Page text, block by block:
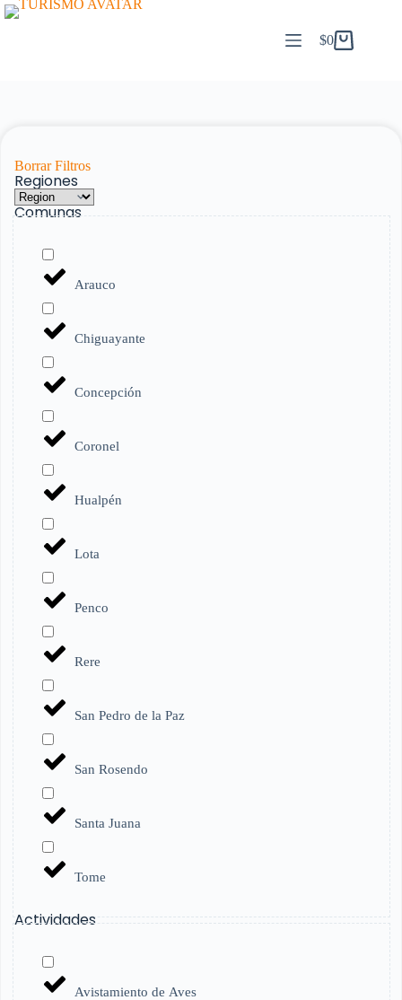
$0
Borrar Filtros
Regiones
Comunas
Arauco
Chiguayante
Concepción
Coronel
Hualpén
Lota
Penco
Rere
San Pedro de la Paz
San Rosendo
Santa Juana
Tome
Actividades
Avistamiento de Aves